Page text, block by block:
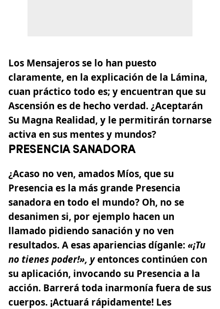
Los Mensajeros se lo han puesto
claramente, en la explicación de la Lámina,
cuan práctico todo es; y encuentran que su
Ascensión es de hecho verdad. ¿Aceptarán
Su Magna Realidad, y le permitirán tornarse
activa en sus mentes y mundos?
PRESENCIA SANADORA
¿Acaso no ven, amados Míos, que su
Presencia es la más grande Presencia
sanadora en todo el mundo? Oh, no se
desanimen si, por ejemplo hacen un
llamado pidiendo sanación y no ven
resultados. A esas apariencias díganle:«¡Tu
no tienes poder!», yentonces continúen con
su aplicación, invocando su Presencia a la
acción. Barrerá toda inarmonía fuera de sus
cuerpos. ¡Actuará rápidamente! Les